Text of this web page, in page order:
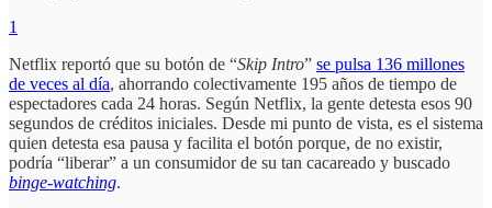
1
Netflix reportó que su botón de “Skip Intro” se pulsa 136 millones
de veces al día, ahorrando colectivamente 195 años de tiempo de
espectadores cada 24 horas. Según Netflix, la gente detesta esos 90
segundos de créditos iniciales. Desde mi punto de vista, es el sistema
quien detesta esa pausa y facilita el botón porque, de no existir,
podría “liberar” a un consumidor de su tan cacareado y buscado
binge-watching.